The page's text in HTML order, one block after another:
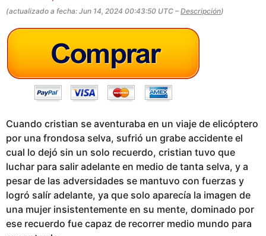
a
o
(actualizado a fecha: Jun 14, 2024 00:43:50 UTC – Descripción)
Cuando cristian se aventuraba en un viaje de elicóptero
por una frondosa selva, sufrió un grabe accidente el
cual lo dejó sin un solo recuerdo, cristian tuvo que
luchar para salir adelante en medio de tanta selva, y a
pesar de las adversidades se mantuvo con fuerzas y
logró salír adelante, ya que solo aparecía la imagen de
una mujer insistentemente en su mente, dominado por
ese recuerdo fue capaz de recorrer medio mundo para